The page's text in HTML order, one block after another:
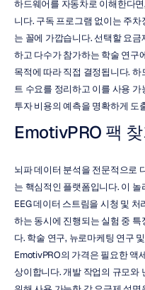
하드웨어를 자동차로 이해한다
니다. 구독 프로그램 없이는 주
는 꼴에 가깝습니다. 선택할 요
하고 다수가 참가하는 학술 연구
목적에 따라 직접 결정됩니다.
트 수요를 정리하고 이를 사용
투자 비용의 예측을 명확하게 도
EmotivPRO 팩
뇌파 데이터 분석을 전문적으로
는 핵심적인 플랫폼입니다. 이
EEG 데이터 스트림을 시청 및
하는 동시에 진행되는 실험 중
다. 학술 연구, 뉴로마케팅 연구
EmotivPRO의 가격은 필요한 액
상이합니다. 개발 작업의 규모와